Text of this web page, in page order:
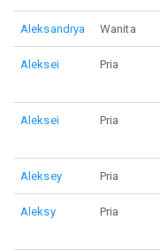
Aleksandrya Wanita
Aleksei Pria
Aleksei Pria
Aleksey Pria
Aleksy Pria